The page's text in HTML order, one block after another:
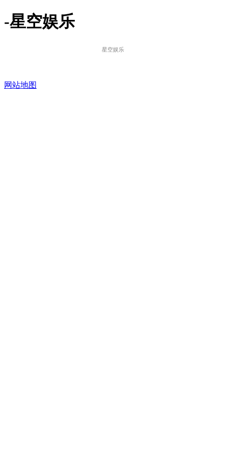
-星空娱乐
星空娱乐
网站地图